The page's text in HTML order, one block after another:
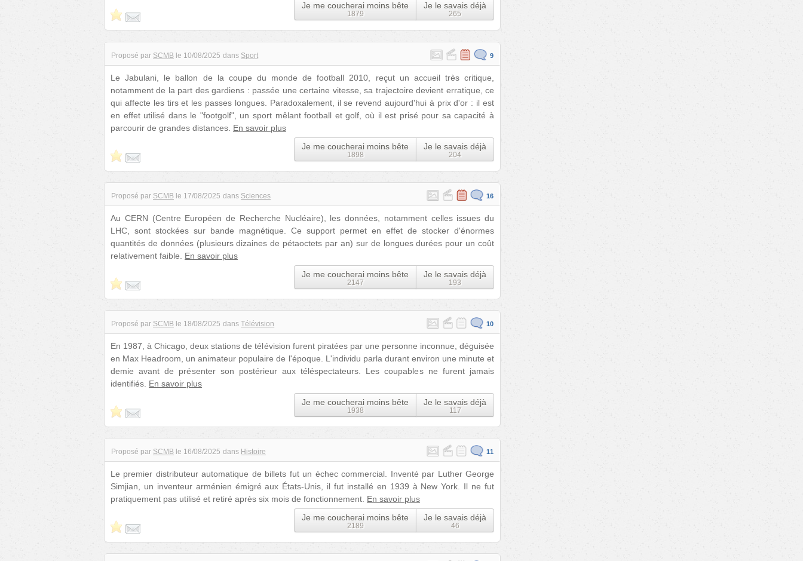
Je me coucherai moins bête
1879
Je le savais déjà
265
Proposé par SCMB le 10/08/2025 dans Sport 9
Le Jabulani, le ballon de la coupe du monde de football 2010, reçut un accueil très critique,
notamment de la part des gardiens : passée une certaine vitesse, sa trajectoire devient erratique, ce
qui affecte les tirs et les passes longues. Paradoxalement, il se revend aujourd'hui à prix d'or : il est
en effet utilisé dans le "footgolf", un sport mêlant football et golf, où il est prisé pour sa capacité à
parcourir de grandes distances. En savoir plus
Je me coucherai moins bête
1898
Je le savais déjà
204
Proposé par SCMB le 17/08/2025 dans Sciences 16
Au CERN (Centre Européen de Recherche Nucléaire), les données, notamment celles issues du
LHC, sont stockées sur bande magnétique. Ce support permet en effet de stocker d'énormes
quantités de données (plusieurs dizaines de pétaoctets par an) sur de longues durées pour un coût
relativement faible. En savoir plus
Je me coucherai moins bête
2147
Je le savais déjà
193
Proposé par SCMB le 18/08/2025 dans Télévision 10
En 1987, à Chicago, deux stations de télévision furent piratées par une personne inconnue, déguisée
en Max Headroom, un animateur populaire de l'époque. L'individu parla durant environ une minute et
demie avant de présenter son postérieur aux téléspectateurs. Les coupables ne furent jamais
identifiés. En savoir plus
Je me coucherai moins bête
1938
Je le savais déjà
117
Proposé par SCMB le 16/08/2025 dans Histoire 11
Le premier distributeur automatique de billets fut un échec commercial. Inventé par Luther George
Simjian, un inventeur arménien émigré aux États-Unis, il fut installé en 1939 à New York. Il ne fut
pratiquement pas utilisé et retiré après six mois de fonctionnement. En savoir plus
Je me coucherai moins bête
2189
Je le savais déjà
46